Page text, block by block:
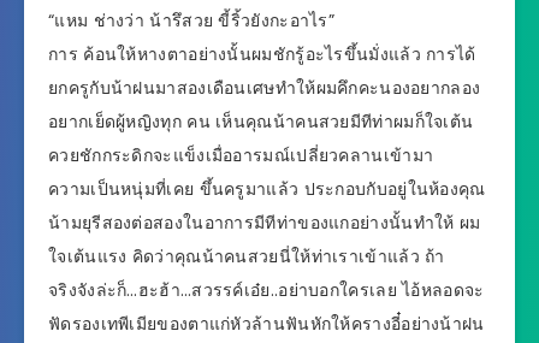
“แหม ช่างว่า น้ารึสวย ขี้ริ้วยังกะอาไร”
การ ค้อนให้หางตาอย่างนั้นผมชักรู้อะไรขึ้นมั่งแล้ว การได้
ยกครูกับน้าฝนมาสองเดือนเศษทำให้ผมคึกคะนองอยากลอง
อยากเย็ดผู้หญิงทุก คน เห็นคุณน้าคนสวยมีทีท่าผมก็ใจเต้น
ควยชักกระดิกจะแข็งเมื่ออารมณ์เปลี่ยวคลานเข้ามา
ความเป็นหนุ่มที่เคย ขึ้นครูมาแล้ว ประกอบกับอยู่ในห้องคุณ
น้ามยุรีสองต่อสองในอาการมีทีท่าของแกอย่างนั้นทำให้ ผม
ใจเต้นแรง คิดว่าคุณน้าคนสวยนี่ให้ท่าเราเข้าแล้ว ถ้า
จริงจังล่ะก็…ฮะฮ้า…สวรรค์เอ๋ย..อย่าบอกใครเลย ไอ้หลอดจะ
ฟัดรองเทพีเมียของตาแก่หัวล้านฟันหักให้ครางอี๋อย่างน้าฝน